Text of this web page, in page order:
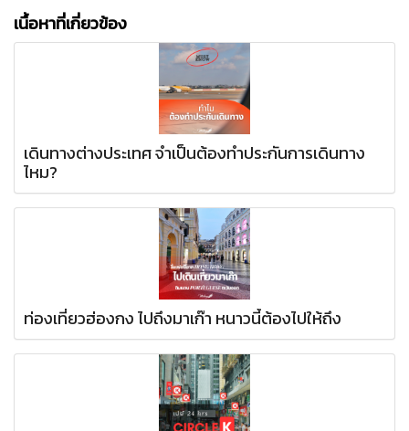
เนื้อหาที่เกี่ยวข้อง
เดินทางต่างประเทศ จำเป็นต้องทำประกันการเดินทาง
ไหม?
ท่องเที่ยวฮ่องกง ไปถึงมาเก๊า หนาวนี้ต้องไปให้ถึง